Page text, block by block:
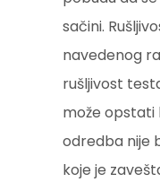
sačini.
navedenog
rušljivost
može opstati
odredba nije
koje je